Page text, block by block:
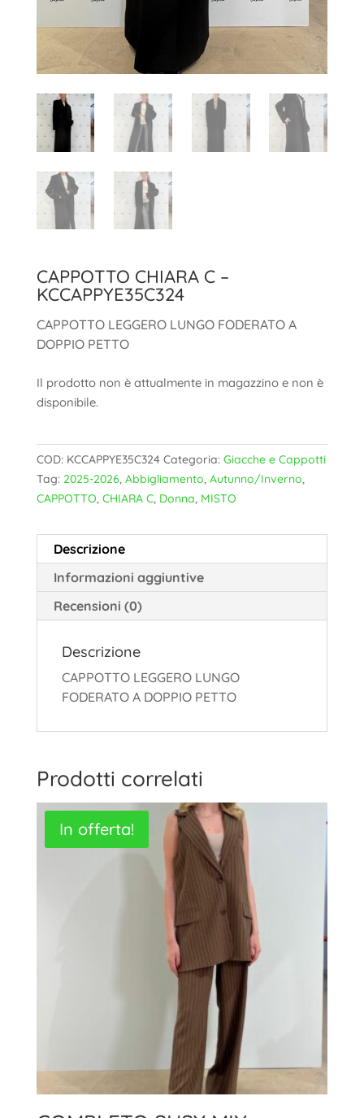
CAPPOTTO CHIARA C –
KCCAPPYE35C324
CAPPOTTO LEGGERO LUNGO FODERATO A
DOPPIO PETTO
Il prodotto non è attualmente in magazzino e non è
disponibile.
COD: KCCAPPYE35C324 Categoria: Giacche e Cappotti
Tag: 2025-2026, Abbigliamento, Autunno/Inverno,
CAPPOTTO, CHIARA C, Donna, MISTO
Descrizione
Informazioni aggiuntive
Recensioni (0)
Descrizione
CAPPOTTO LEGGERO LUNGO
FODERATO A DOPPIO PETTO
Prodotti correlati
In offerta!